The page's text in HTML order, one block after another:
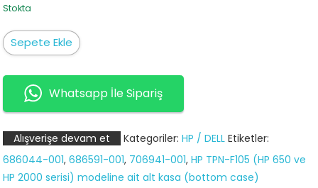
Stokta
HP
TPN-
F105
650
HP
2000
serisi)
Sepete Ekle
Whatsapp İle Sipariş
Alışverişe devam et Kategoriler:HP / DELL Etiketler:
686044-001,686591-001, 706941-001,HP TPN-F105 (HP 650 ve
HP 2000 serisi) modeline ait alt kasa (bottom case)